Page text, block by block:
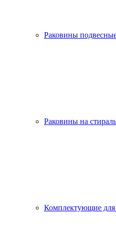
Раковины
Раковины на
Комплектующие для